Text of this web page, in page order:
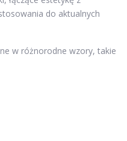
do aktualnych
w różnorodne wzory, takie